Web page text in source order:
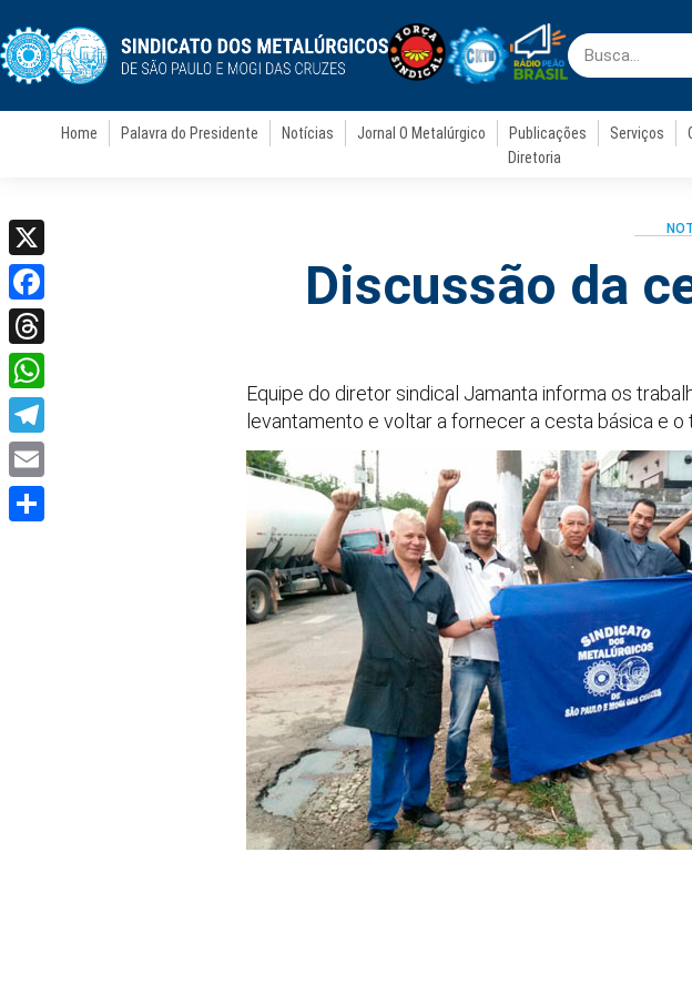
Home Palavra do Presidente Notícias Jornal O Metalúrgico Publicações Serviços
Diretoria
Discussão da
Equipe do diretor sindical Jamanta informa os
levantamento e voltar a fornecer a cesta básica e
X
Facebook
Threads
WhatsApp
Telegram
Email